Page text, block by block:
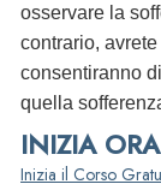
osservare la
contrario,
consentiranno
quella
INIZIA
Inizia il Corso